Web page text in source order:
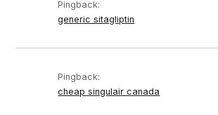
Pingback:
generic sitagliptin
Pingback:
cheap singulair canada